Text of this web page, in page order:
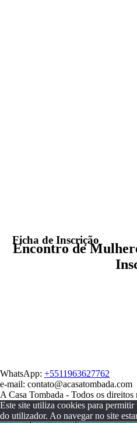
Ficha de Inscrição
Encontro de
WhatsApp: +5511963627762
e-mail: contato@acasatombada.com
A Casa Tombada - Todos os direitos
Este site utiliza cookies para
do utilizador. Ao navegar no site